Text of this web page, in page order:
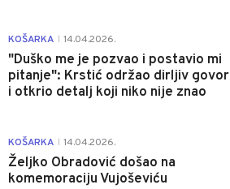
KOŠARKA 14.04.2026.
"Duško me je pozvao i postavio mi
pitanje": Krstić održao dirljiv govor
i otkrio detalj koji niko nije znao
KOŠARKA 14.04.2026.
Željko Obradović došao na
komemoraciju Vujoševiću